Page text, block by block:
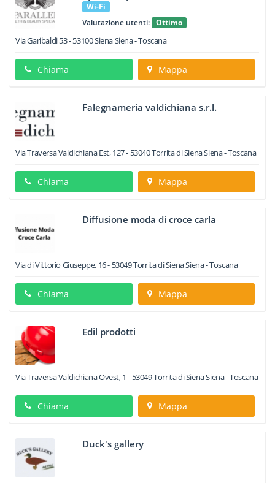
Wi-Fi
Valutazione utenti:
Ottimo
Via Garibaldi 53-53100SienaSiena -Toscana
Chiama Mappa
Falegnameria valdichiana s.r.l.
Via Traversa Valdichiana Est, 127- 53040Torrita di SienaSiena -Toscana
Chiama Mappa
Diffusione moda di croce carla
Via di Vittorio Giuseppe, 16- 53049Torrita di SienaSiena -Toscana
Chiama Mappa
Edil prodotti
Via Traversa Valdichiana Ovest, 1 - 53049Torrita di SienaSiena -Toscana
Chiama Mappa
Duck's gallery